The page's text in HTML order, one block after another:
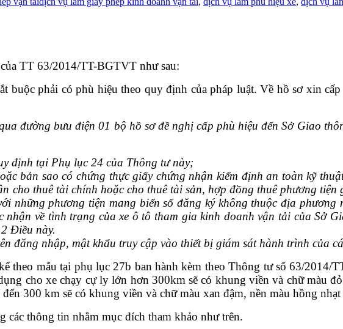
TT 63/2014/TT-BGTVT như sau:
buộc phải có phù hiệu theo quy định của pháp luật. Về hồ sơ xin
đường bưu điện 01 bộ hồ sơ đề nghị cấp phù hiệu đến Sở Giao
định tại Phụ lục 24 của Thông tư này;
bản sao có chứng thực giấy chứng nhận kiểm định an toàn kỹ
cho thuê tài chính hoặc cho thuê tài sản, hợp đồng thuê phương
những phương tiện mang biển số đăng ký không thuộc địa
nhận về tình trạng của xe ô tô tham gia kinh doanh vận tải của Sở
Điều này.
đăng nhập, mật khẩu truy cập vào thiết bị giám sát hành trình của
theo mẫu tại phụ lục 27b ban hành kèm theo Thông tư số 63/2014/
cho xe chạy cự ly lớn hơn 300km sẽ có khung viền và chữ màu
300 km sẽ có khung viền và chữ màu xan đậm, nền màu hồng
các thông tin nhằm mục đích tham khảo như trên.